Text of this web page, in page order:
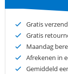
Gratis
Gratis
Maandag
Afrekenen in
Gemiddeld